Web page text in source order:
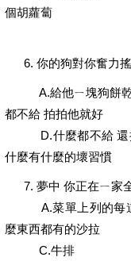
個胡蘿蔔
6. 你的狗對你奮力搖
A.給他ㄧ塊
都不給 拍拍他就好
D.什麼都不給 還把
什麼有什麼的壞習慣
7. 夢中 你正在ㄧ家
A.菜單上列的每道
麼東西都有的沙拉
C.牛排 D.ㄧ